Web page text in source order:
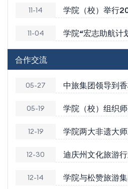
11-14 学院（校）举行
11-04 学院“宏志助航计
合作交流
05-27 中旅集团领导到
05-19 学院（校）组织
12-19 学院两大非遗大
12-30 迪庆州文化旅游
12-14 学院与松赞旅游